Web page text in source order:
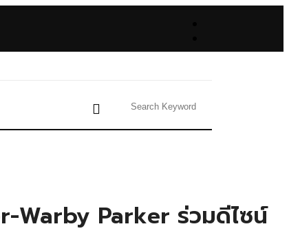
Warby Parker ร่วมดีไซน์